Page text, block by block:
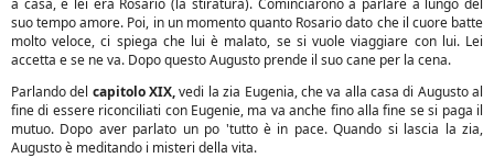
a casa, e lei era Rosario (la stiratura). Cominciarono a parlare a lungo del
suo tempo amore. Poi, in un momento quanto Rosario dato che il cuore batte
molto veloce, ci spiega che lui è malato, se si vuole viaggiare con lui. Lei
accetta e se ne va. Dopo questo Augusto prende il suo cane per la cena.
Parlando del capitolo XIX,vedi la zia Eugenia, che va alla casa di Augusto al
fine di essere riconciliati con Eugenie, ma va anche fino alla fine se si paga il
mutuo. Dopo aver parlato un po 'tutto è in pace. Quando si lascia la zia,
Augusto è meditando i misteri della vita.